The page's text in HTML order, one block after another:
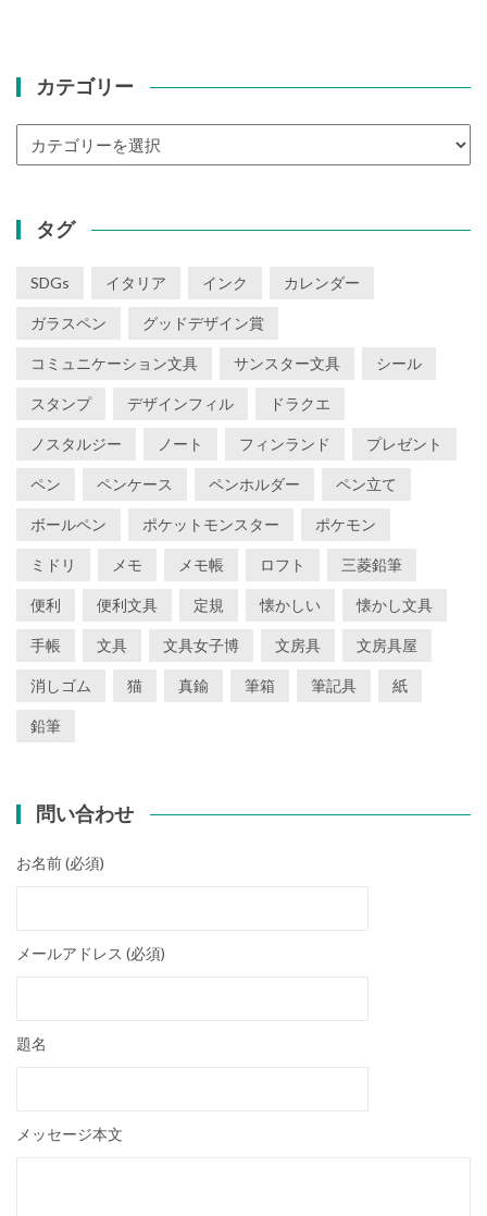
カテゴリー
タグ
SDGs イタリア インク カレンダー
ガラスペン グッドデザイン賞
コミュニケーション文具 サンスター文具 シール
スタンプ デザインフィル ドラクエ
ノスタルジー ノート フィンランド プレゼント
ペン ペンケース ペンホルダー ペン立て
ボールペン ポケットモンスター ポケモン
ミドリ メモ メモ帳 ロフト 三菱鉛筆
便利 便利文具 定規 懐かしい 懐かし文具
手帳 文具 文具女子博 文房具 文房具屋
消しゴム 猫 真鍮 筆箱 筆記具 紙
鉛筆
問い合わせ
お名前 (必須)
メールアドレス (必須)
題名
メッセージ本文